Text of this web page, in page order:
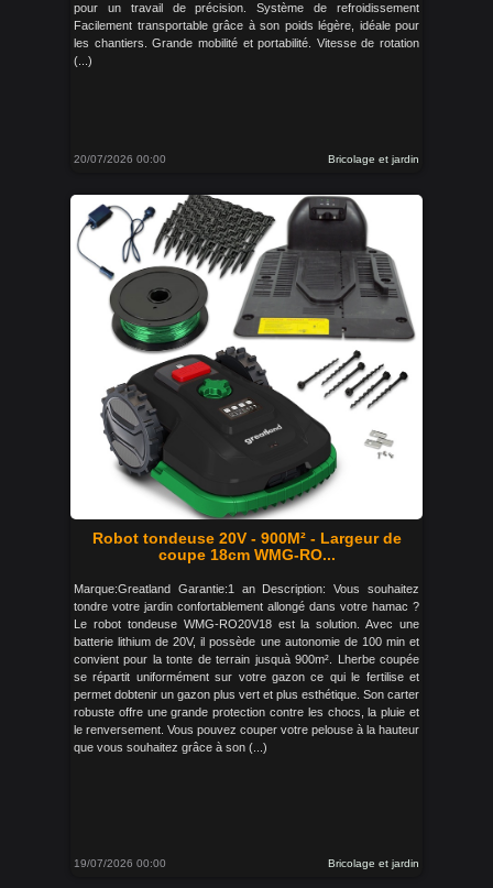
pour un travail de précision. Système de refroidissement
Facilement transportable grâce à son poids légère, idéale pour
les chantiers. Grande mobilité et portabilité. Vitesse de rotation
(...)
20/07/2026 00:00 Bricolage et jardin
Robot tondeuse 20V - 900M² - Largeur de
coupe 18cm WMG-RO...
Marque:Greatland Garantie:1 an Description: Vous souhaitez
tondre votre jardin confortablement allongé dans votre hamac ?
Le robot tondeuse WMG-RO20V18 est la solution. Avec une
batterie lithium de 20V, il possède une autonomie de 100 min et
convient pour la tonte de terrain jusquà 900m². Lherbe coupée
se répartit uniformément sur votre gazon ce qui le fertilise et
permet dobtenir un gazon plus vert et plus esthétique. Son carter
robuste offre une grande protection contre les chocs, la pluie et
le renversement. Vous pouvez couper votre pelouse à la hauteur
que vous souhaitez grâce à son (...)
19/07/2026 00:00 Bricolage et jardin